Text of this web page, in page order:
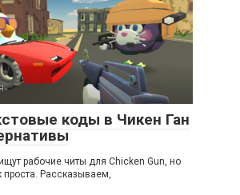
коды в Чикен Ган
рабочие читы для Chicken Gun, но
проста. Рассказываем,